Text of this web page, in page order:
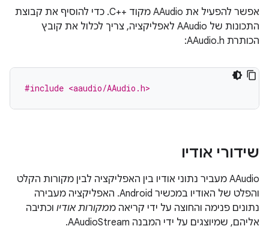
אפשר להפעיל את AAudio מקוד C++‎. כדי להוסיף את קבוצת
התכונות של AAudio לאפליקציה, צריך לכלול את קובץ
הכותרת AAudio.h:
#include <aaudio/AAudio.h>
שידורי אודיו
AAudio מעביר נתוני אודיו בין האפליקציה לבין מקורות הקלט
והפלט של האודיו במכשיר Android. האפליקציה מעבירה
נתונים פנימה והחוצה על ידי קריאה ממקורות אודיו וכתיבה
אליהם, שמיוצגים על ידי המבנה AAudioStream.